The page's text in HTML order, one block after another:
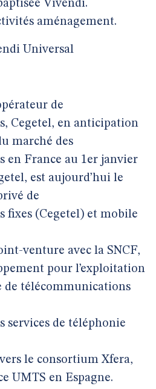
Vivendi.
aménagement.
Universal
de
Cegetel, en anticipation
marché des
en France au 1er janvier
est aujourd’hui le
de
fixes (Cegetel) et mobile
venture avec la SNCF,
pour l’exploitation
de télécommunications
services de téléphonie
le consortium Xfera,
UMTS en Espagne.